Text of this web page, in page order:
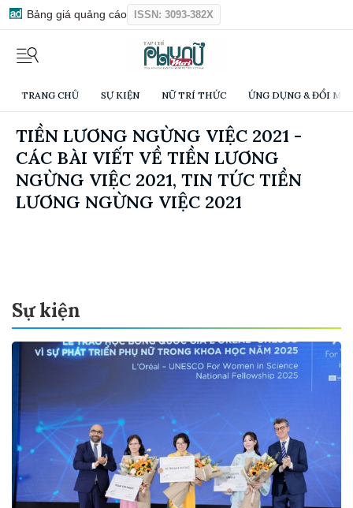
Bảng giá quảng cáo ISSN: 3093-382X
TRANG CHỦ SỰ KIỆN NỮ TRÍ THỨC ỨNG DỤNG & ĐỔI
TIỀN LƯƠNG NGỪNG VIỆC 2021 -
CÁC BÀI VIẾT VỀ TIỀN LƯƠNG
NGỪNG VIỆC 2021, TIN TỨC TIỀN
LƯƠNG NGỪNG VIỆC 2021
Sự kiện